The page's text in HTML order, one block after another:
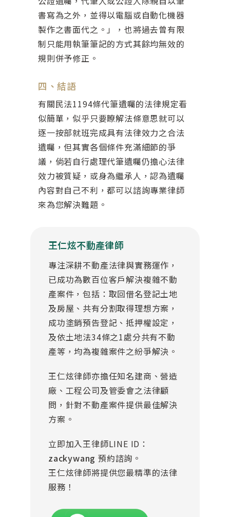
書寫為之外，並得以電腦或自動化機器
製作之書面代之。」，也將過去曾有限
制只能用執筆筆記的方式其餘均無效的
規則併予修正。
四、結語
有關民法1194條代筆遺囑的法律規定看
似簡單，似乎只要瞭解法條意思就可以
逐一按部就班完成具有法律效力之合法
遺囑，但其實各個條件充滿細節的爭
議，倘若自行處理代筆遺囑仍擔心法律
效力被質疑，或身為繼承人，認為遺囑
內容對自己不利，都可以諮詢專業律師
來為您解決難題。
王仁炫不動產律師
專注深耕不動產法律與實務運作，
已成功為數百位客戶解決複雜不動
產案件，包括：取回借名登記土地
及房屋、共有分割取得理想方案，
成功塗銷預告登記、抵押權設定，
及依土地法34條之1處分共有不動
產等，均為複雜案件之紛爭解決。
王仁炫律師亦擔任知名建商、營造
廠、工程公司及管委會之法律顧
問，針對不動產案件提供最佳解決
方案。
立即加入王律師LINE ID：
zackywang 預約諮詢。
王仁炫律師將提供您最精準的法律
服務！